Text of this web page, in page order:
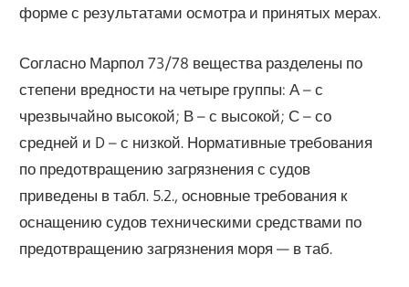
форме с результатами осмотра и принятых мерах.
Согласно Марпол 73/78 вещества разделены по
степени вредности на четыре группы: А – с
чрезвычайно высокой; В – с высокой; С – со
средней и D – с низкой. Нормативные требования
по предотвращению загрязнения с судов
приведены в табл. 5.2., основные требования к
оснащению судов техническими средствами по
предотвращению загрязнения моря — в таб.